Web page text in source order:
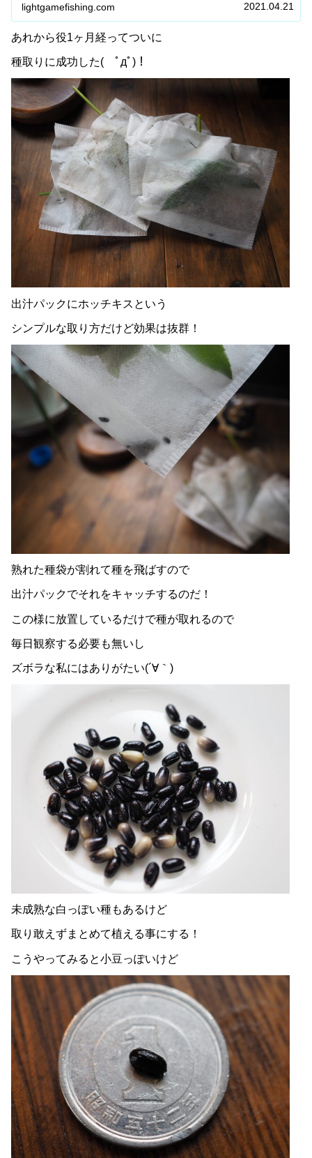
lightgamefishing.com 2021.04.21
あれから役1ヶ月経ってついに
種取りに成功した( ﾟдﾟ)！
出汁パックにホッチキスという
シンプルな取り方だけど効果は抜群！
熟れた種袋が割れて種を飛ばすので
出汁パックでそれをキャッチするのだ！
この様に放置しているだけで種が取れるので
毎日観察する必要も無いし
ズボラな私にはありがたい(´∀｀)
未成熟な白っぽい種もあるけど
取り敢えずまとめて植える事にする！
こうやってみると小豆っぽいけど